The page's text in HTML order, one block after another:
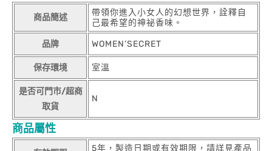
商品簡述
帶領你進入小女人的幻想世界，詮釋自
己最希望的神祕香味。
品牌 WOMEN’SECRET
保存環境 室溫
是否可門市/超商
取貨
N
商品屬性
5年，製造日期或有效期限，請詳見產品